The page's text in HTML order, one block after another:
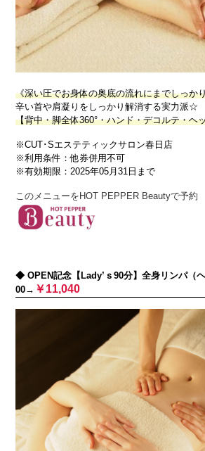
《深い圧でお身体の奥底の流れにまでしっか
辛い首や肩凝りをしっかり解消する実力派☆
【背中・脚全体360°・ハンド・デコルテ・ヘ
※CUT･Sエステティックサロン春日店
※利用条件：他券併用不可
※有効期限：2025年05月31日まで
このメニューをHOT PEPPER Beautyで予約
◆ OPEN記念【Lady’ｓ90分】全身リンパ（
00→ ￥11,040